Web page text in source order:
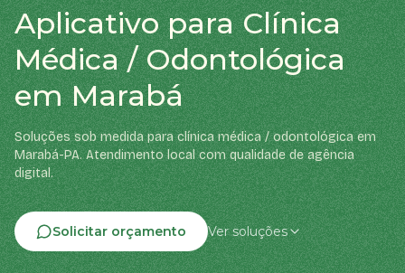
Aplicativo para Clínica
Médica / Odontológica
em Marabá
Soluções sob medida para clínica médica / odontológica em
Marabá-PA. Atendimento local com qualidade de agência
digital.
Solicitar orçamento Ver soluções